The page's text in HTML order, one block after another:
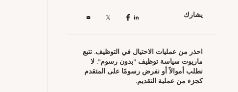
يشارك
احذر من عمليات الاحتيال في التوظيف. تتبع
ماريوت سياسة توظيف "بدون رسوم". لا
نطلب أموالاً أو نفرض رسومًا على المتقدم
كجزء من عملية التقديم.